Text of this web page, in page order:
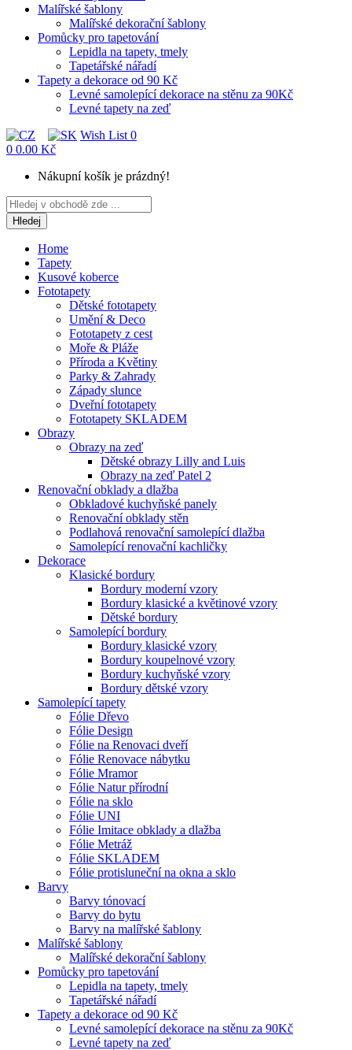
Malířské šablony
Malířské dekorační šablony
Pomůcky pro tapetování
Lepidla na tapety, tmely
Tapetářské nářadí
Tapety a dekorace od 90 Kč
Levné samolepící dekorace na stěnu za 90Kč
Levné tapety na zeď
Wish List 0
0 0.00 Kč
Nákupní košík je prázdný!
Hledej
Home
Tapety
Kusové koberce
Fototapety
Dětské fototapety
Umění & Deco
Fototapety z cest
Moře & Pláže
Příroda a Květiny
Parky & Zahrady
Západy slunce
Dveřní fototapety
Fototapety SKLADEM
Obrazy
Obrazy na zeď
Dětské obrazy Lilly and Luis
Obrazy na zeď Patel 2
Renovační obklady a dlažba
Obkladové kuchyňské panely
Renovační obklady stěn
Podlahová renovační samolepící dlažba
Samolepící renovační kachličky
Dekorace
Klasické bordury
Bordury moderní vzory
Bordury klasické a květinové vzory
Dětské bordury
Samolepící bordury
Bordury klasické vzory
Bordury koupelnové vzory
Bordury kuchyňské vzory
Bordury dětské vzory
Samolepící tapety
Fólie Dřevo
Fólie Design
Fólie na Renovaci dveří
Fólie Renovace nábytku
Fólie Mramor
Fólie Natur přírodní
Fólie na sklo
Fólie UNI
Fólie Imitace obklady a dlažba
Fólie Metráž
Fólie SKLADEM
Fólie protisluneční na okna a sklo
Barvy
Barvy tónovací
Barvy do bytu
Barvy na malířské šablony
Malířské šablony
Malířské dekorační šablony
Pomůcky pro tapetování
Lepidla na tapety, tmely
Tapetářské nářadí
Tapety a dekorace od 90 Kč
Levné samolepící dekorace na stěnu za 90Kč
Levné tapety na zeď